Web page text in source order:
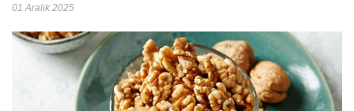
01 Aralık 2025